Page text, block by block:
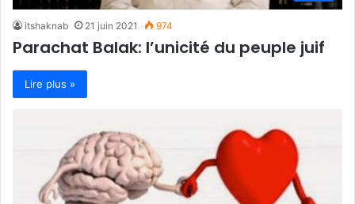
itshaknab 21 juin 2021 974
Parachat Balak: l’unicité du peuple juif
Lire plus »